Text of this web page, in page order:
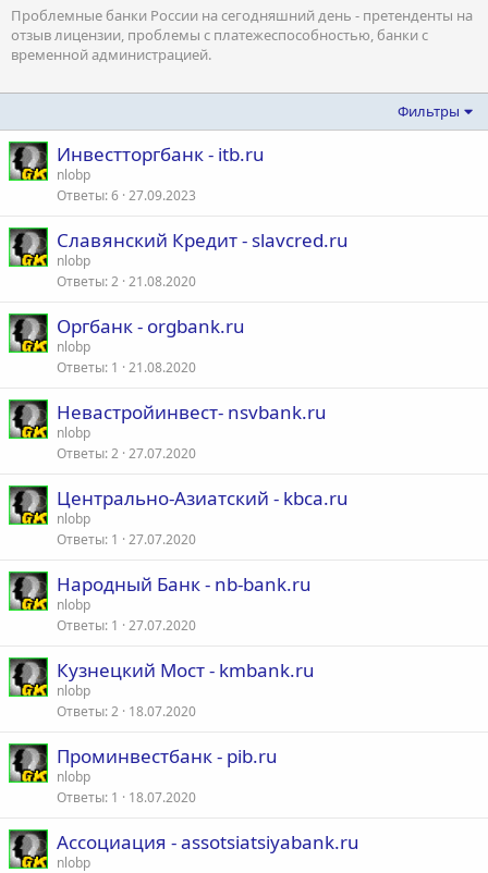
Проблемные банки России на сегодняшний день - претенденты на
отзыв лицензии, проблемы с платежеспособностью, банки с
временной администрацией.
Фильтры
Инвестторгбанк - itb.ru
nlobp
Ответы 6 27.09.2023
Славянский Кредит - slavcred.ru
nlobp
Ответы 2 21.08.2020
Оргбанк - orgbank.ru
nlobp
Ответы 1 21.08.2020
Невастройинвест- nsvbank.ru
nlobp
Ответы 2 27.07.2020
Центрально-Азиатский - kbca.ru
nlobp
Ответы 1 27.07.2020
Народный Банк - nb-bank.ru
nlobp
Ответы 1 27.07.2020
Кузнецкий Мост - kmbank.ru
nlobp
Ответы 2 18.07.2020
Проминвестбанк - pib.ru
nlobp
Ответы 1 18.07.2020
Ассоциация - assotsiatsiyabank.ru
nlobp